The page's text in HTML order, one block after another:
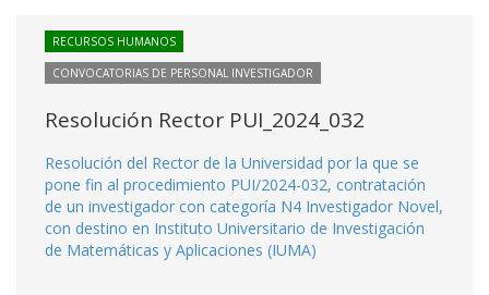
RECURSOS HUMANOS
CONVOCATORIAS DE PERSONAL INVESTIGADOR
Resolución Rector PUI_2024_032
Resolución del Rector de la Universidad por la que se
pone fin al procedimiento PUI/2024-032, contratación
de un investigador con categoría N4 Investigador Novel,
con destino en Instituto Universitario de Investigación
de Matemáticas y Aplicaciones (IUMA)